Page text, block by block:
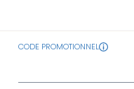
CODE PROMOTIONNEL